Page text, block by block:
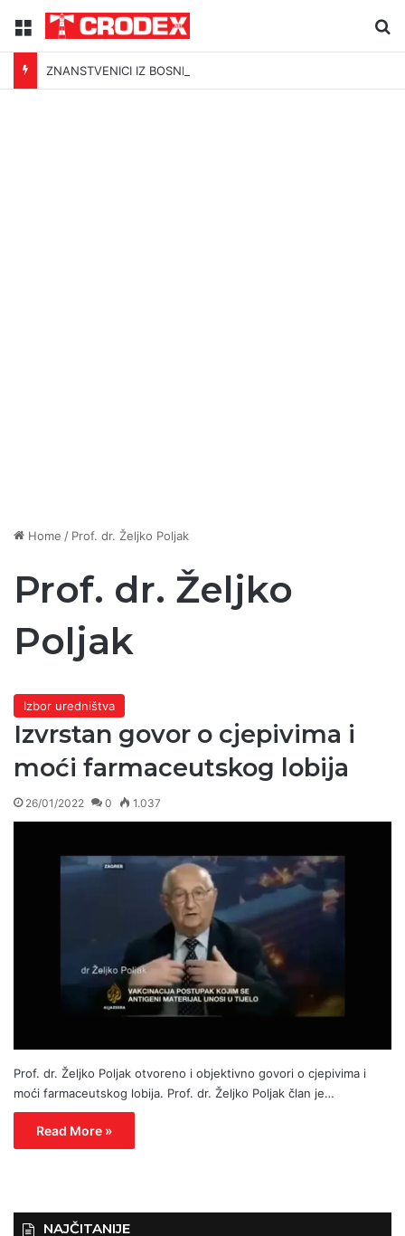
Menu
ZNANSTVENICI IZ BOSNE OTKRILI NACIZAM U – BOSNI!
Home / Prof. dr. Željko Poljak
Prof. dr. Željko
Poljak
Izbor uredništva
Izvrstan govor o cjepivima i
moći farmaceutskog lobija
26/01/2022 0 1.037
Prof. dr. Željko Poljak otvoreno i objektivno govori o cjepivima i
moći farmaceutskog lobija. Prof. dr. Željko Poljak član je…
Read More »
NAJČITANIJE